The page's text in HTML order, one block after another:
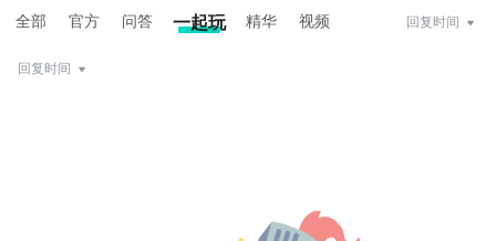
全部 官方 问答 一起玩 精华 视频 回复时间
回复时间